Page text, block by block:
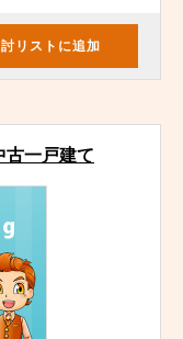
リスト に追加
古一戸建て